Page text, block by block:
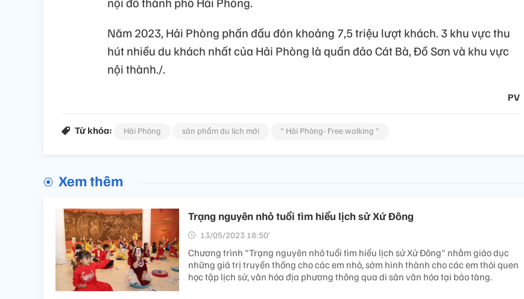
Năm 2023, Hải Phòng phấn đấu đón khoảng 7,5 triệu lượt khách. 3 khu vực thu
hút nhiều du khách nhất của Hải Phòng là quần đảo Cát Bà, Đồ Sơn và khu vực
nội thành./.
PV
Từ khóa: Hải Phòng sản phẩm du lịch mới " Hải Phòng- Free walking "
Xem thêm
Trạng nguyên nhỏ tuổi tìm hiểu lịch sử Xứ Đông
13/05/2023 18:50’
Chương trình "Trạng nguyên nhỏ tuổi tìm hiểu lịch sử Xứ Đông" nhằm giáo dục
những giá trị truyền thống cho các em nhỏ, sớm hình thành cho các em thói quen
học tập lịch sử, văn hóa địa phương thông qua di sản văn hóa tại bảo tàng.